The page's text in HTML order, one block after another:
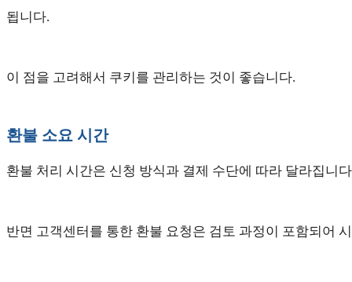
됩니다.
이 점을 고려해서 쿠키를 관리하는 것이 좋습니다.
환불 소요 시간
환불 처리 시간은 신청 방식과 결제 수단에 따라 달라집니
반면 고객센터를 통한 환불 요청은 검토 과정이 포함되어